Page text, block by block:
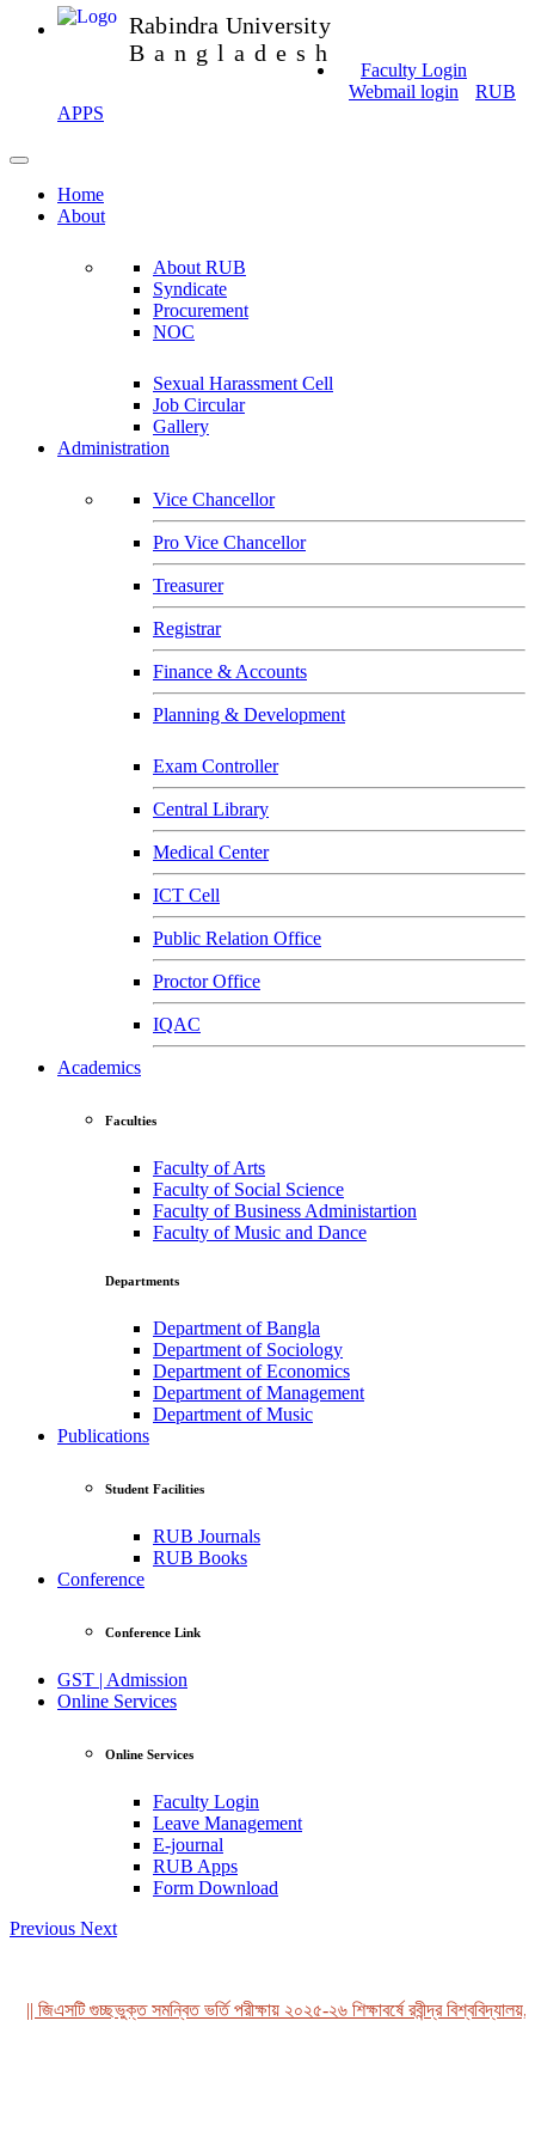
Rabindra University
Bangladesh
Faculty Login
Webmail login
RUB
APPS
Home
About
About RUB
Syndicate
Procurement
NOC
Sexual Harassment Cell
Job Circular
Gallery
Administration
Vice Chancellor
Pro Vice Chancellor
Treasurer
Registrar
Finance & Accounts
Planning & Development
Exam Controller
Central Library
Medical Center
ICT Cell
Public Relation Office
Proctor Office
IQAC
Academics
Faculties
Faculty of Arts
Faculty of Social Science
Faculty of Business Administartion
Faculty of Music and Dance
Departments
Department of Bangla
Department of Sociology
Department of Economics
Department of Management
Department of Music
Publications
Student Facilities
RUB Journals
RUB Books
Conference
Conference Link
GST | Admission
Online Services
Online Services
Faculty Login
Leave Management
E-journal
RUB Apps
Form Download
Previous Next
|| জিএসটি গুচ্ছভুক্ত সমন্বিত ভর্তি পরীক্ষায় ২০২৫-২৬ শিক্ষাবর্ষে রবীন্দ্র